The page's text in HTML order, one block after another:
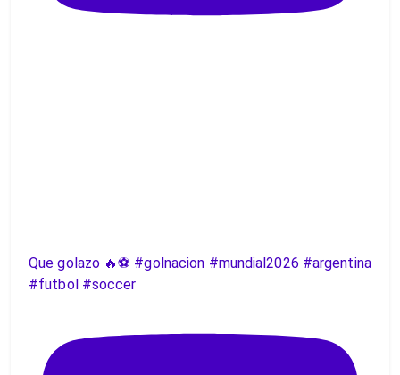
Que golazo 🔥⚽️ #golnacion #mundial2026 #argentina
#futbol #soccer